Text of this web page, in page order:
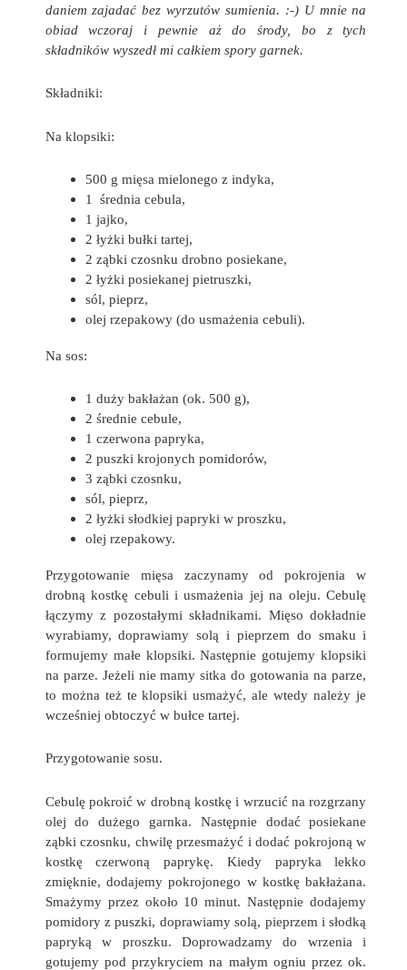
daniem zajadać bez wyrzutów sumienia. :-) U mnie na
obiad wczoraj i pewnie aż do środy, bo z tych
składników wyszedł mi całkiem spory garnek.
Składniki:
Na klopsiki:
500 g mięsa mielonego z indyka,
1 średnia cebula,
1 jajko,
2 łyżki bułki tartej,
2 ząbki czosnku drobno posiekane,
2 łyżki posiekanej pietruszki,
sól, pieprz,
olej rzepakowy (do usmażenia cebuli).
Na sos:
1 duży bakłażan (ok. 500 g),
2 średnie cebule,
1 czerwona papryka,
2 puszki krojonych pomidorów,
3 ząbki czosnku,
sól, pieprz,
2 łyżki słodkiej papryki w proszku,
olej rzepakowy.
Przygotowanie mięsa zaczynamy od pokrojenia w
drobną kostkę cebuli i usmażenia jej na oleju. Cebulę
łączymy z pozostałymi składnikami. Mięso dokładnie
wyrabiamy, doprawiamy solą i pieprzem do smaku i
formujemy małe klopsiki. Następnie gotujemy klopsiki
na parze. Jeżeli nie mamy sitka do gotowania na parze,
to można też te klopsiki usmażyć, ale wtedy należy je
wcześniej obtoczyć w bułce tartej.
Przygotowanie sosu.
Cebulę pokroić w drobną kostkę i wrzucić na rozgrzany
olej do dużego garnka. Następnie dodać posiekane
ząbki czosnku, chwilę przesmażyć i dodać pokrojoną w
kostkę czerwoną paprykę. Kiedy papryka lekko
zmięknie, dodajemy pokrojonego w kostkę bakłażana.
Smażymy przez około 10 minut. Następnie dodajemy
pomidory z puszki, doprawiamy solą, pieprzem i słodką
papryką w proszku. Doprowadzamy do wrzenia i
gotujemy pod przykryciem na małym ogniu przez ok.